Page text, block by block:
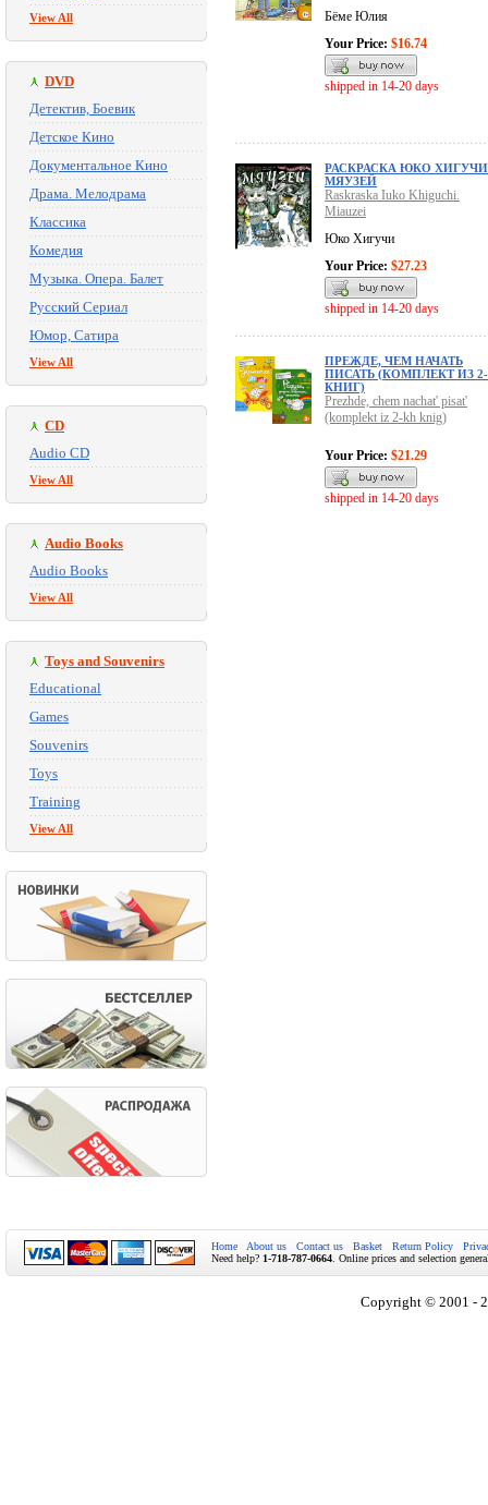
View All
DVD
Детектив, Боевик
Детское Кино
Документальное Кино
Драма. Мелодрама
Классика
Комедия
Музыка. Опера. Балет
Русский Сериал
Юмор, Сатира
View All
CD
Audio CD
View All
Audio Books
Audio Books
View All
Toys and Souvenirs
Educational
Games
Souvenirs
Toys
Training
View All
Бёме Юлия
Your Price: $16.74
shipped in 14-20 days
РАСКРАСКА ЮКО
МЯУЗЕЙ
Raskraska Iuko Khiguchi.
Miauzei
Юко Хигучи
Your Price: $27.23
shipped in 14-20 days
ПРЕЖДЕ, ЧЕМ НАЧАТЬ
ПИСАТЬ (КОМПЛЕКТ ИЗ
КНИГ)
Prezhde, chem nachat' pisat'
(komplekt iz 2-kh knig)
Your Price: $21.29
shipped in 14-20 days
Home About us Contact us Basket Return Policy
Need help? 1-718-787-0664 . Online prices and selection
Copyright © 2001 -